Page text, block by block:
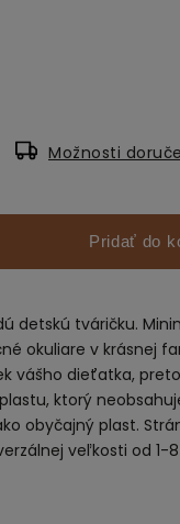
Možnosti
Pridať do
detskú tváričku.
okuliare v krásnej
vášho dieťatka,
ktorý
obyčajný plast.
veľkosti od 1-